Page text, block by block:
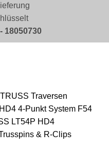
18050730
Traversen
4-Punkt System F54
LT54P HD4
& R-Clips